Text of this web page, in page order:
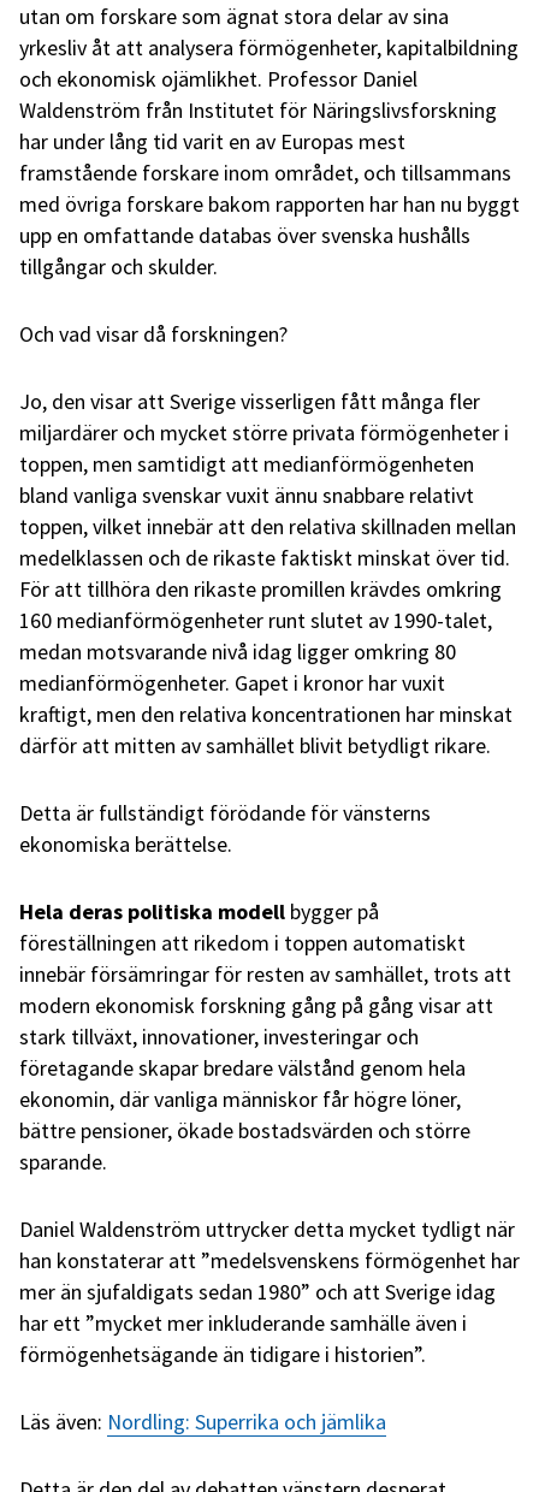
utan om forskare som ägnat stora delar av sina
yrkesliv åt att analysera förmögenheter, kapitalbildning
och ekonomisk ojämlikhet. Professor Daniel
Waldenström från Institutet för Näringslivsforskning
har under lång tid varit en av Europas mest
framstående forskare inom området, och tillsammans
med övriga forskare bakom rapporten har han nu byggt
upp en omfattande databas över svenska hushålls
tillgångar och skulder.
Och vad visar då forskningen?
Jo, den visar att Sverige visserligen fått många fler
miljardärer och mycket större privata förmögenheter i
toppen, men samtidigt att medianförmögenheten
bland vanliga svenskar vuxit ännu snabbare relativt
toppen, vilket innebär att den relativa skillnaden mellan
medelklassen och de rikaste faktiskt minskat över tid.
För att tillhöra den rikaste promillen krävdes omkring
160 medianförmögenheter runt slutet av 1990-talet,
medan motsvarande nivå idag ligger omkring 80
medianförmögenheter. Gapet i kronor har vuxit
kraftigt, men den relativa koncentrationen har minskat
därför att mitten av samhället blivit betydligt rikare.
Detta är fullständigt förödande för vänsterns
ekonomiska berättelse.
Hela deras politiska modell bygger på
föreställningen att rikedom i toppen automatiskt
innebär försämringar för resten av samhället, trots att
modern ekonomisk forskning gång på gång visar att
stark tillväxt, innovationer, investeringar och
företagande skapar bredare välstånd genom hela
ekonomin, där vanliga människor får högre löner,
bättre pensioner, ökade bostadsvärden och större
sparande.
Daniel Waldenström uttrycker detta mycket tydligt när
han konstaterar att ”medelsvenskens förmögenhet har
mer än sjufaldigats sedan 1980” och att Sverige idag
har ett ”mycket mer inkluderande samhälle även i
förmögenhetsägande än tidigare i historien”.
Läs även: Nordling: Superrika och jämlika